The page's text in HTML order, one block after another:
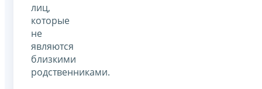
лиц,
которые
не
являются
близкими
родственниками.